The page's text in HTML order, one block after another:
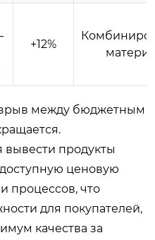
+12%
между бюджетным
продукты
ценовую
процессов, что
для покупателей,
качества за